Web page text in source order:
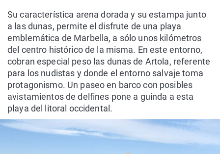
Su característica arena dorada y su estampa junto
a las dunas, permite el disfrute de una playa
emblemática de Marbella, a sólo unos kilómetros
del centro histórico de la misma. En este entorno,
cobran especial peso las dunas de Artola, referente
para los nudistas y donde el entorno salvaje toma
protagonismo. Un paseo en barco con posibles
avistamientos de delfines pone a guinda a esta
playa del litoral occidental.